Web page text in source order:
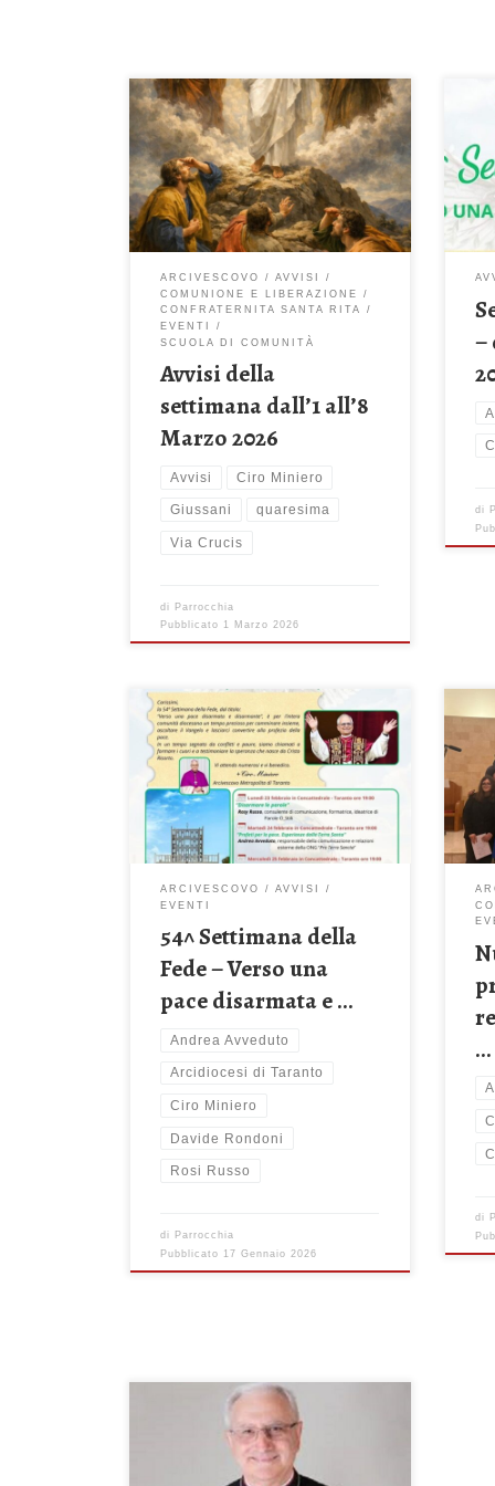
Domenica 1 Marzo 2026 – 2^ di
Quaresima Il suo volto brillò come il
sole (Mt 17,1-9) Celebrazione Sante
Messe: ore 08:00 – 10:00 – 11.30 –
18:30 ore 15:00 – Ritiro
quaresimale in Chiesa – Tema del
ritiro sarà: “SI AMA CIÒ CHE NON
PUÒ DURARE” Sacrificio […]
ARCIVESCOVO
AVVISI
COMUNIONE E LIBERAZIONE
CONFRATERNITA SANTA RITA
EVENTI
SCUOLA DI COMUNITÀ
Avvisi della
settimana dall’1 all’8
Marzo 2026
Avvisi Ciro Miniero
Giussani quaresima
Via Crucis
di Parrocchia
Pubblicato 1 Marzo 2026
–
di
ARCIVESCOVO
AVVISI
EVENTI
54^ Settimana della
Fede – Verso una
pace disarmata e …
Andrea Avveduto
Arcidiocesi di Taranto
Ciro Miniero
Davide Rondoni
Rosi Russo
di Parrocchia
Pubblicato 17 Gennaio 2026
…
di
“Carissimi fratelli e sorelle, vi
raggiungo con questo messaggio
all’inizio del nuovo anno pastorale in
cui vorrei richiamare alcune immagini